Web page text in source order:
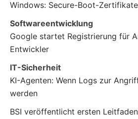
Windows: Secure-Boot-
Softwareentwicklung
Google startet Registrierung für
Entwickler
IT-Sicherheit
KI-Agenten: Wenn Logs zur
werden
BSI veröffentlicht ersten